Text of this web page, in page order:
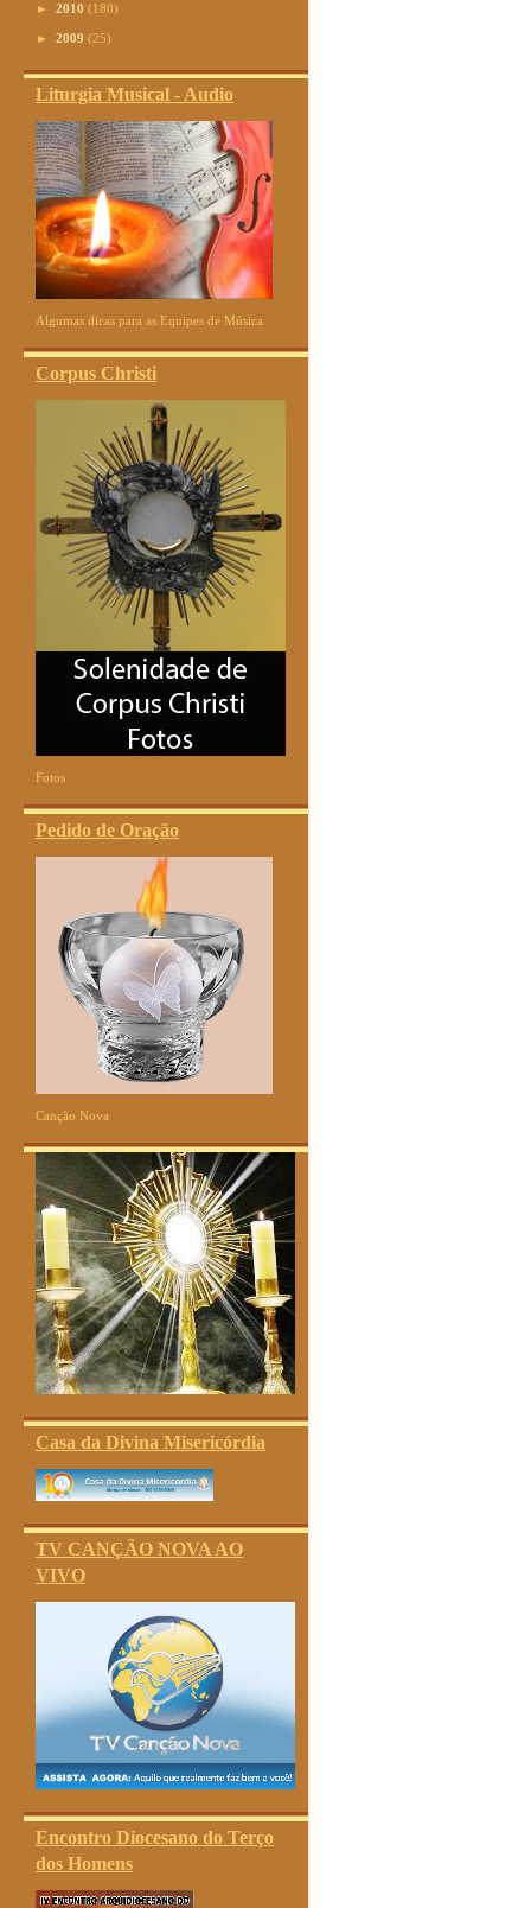
► 2010 (180)
► 2009 (25)
Liturgia Musical - Audio
Algumas dicas para as Equipes de Música
Corpus Christi
Fotos
Pedido de Oração
Canção Nova
Casa da Divina Misericórdia
TV CANÇÃO NOVA AO
VIVO
Encontro Diocesano do Terço
dos Homens